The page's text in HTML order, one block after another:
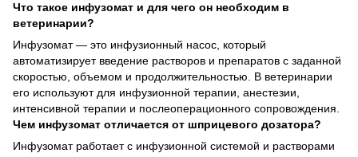
Что такое инфузомат и для чего он необходим в
ветеринарии?
Инфузомат — это инфузионный насос, который
автоматизирует введение растворов и препаратов с заданной
скоростью, объемом и продолжительностью. В ветеринарии
его используют для инфузионной терапии, анестезии,
интенсивной терапии и послеоперационного сопровождения.
Чем инфузомат отличается от шприцевого дозатора?
Инфузомат работает с инфузионной системой и растворами